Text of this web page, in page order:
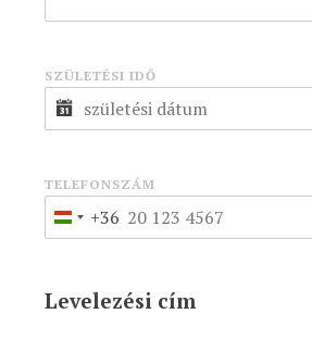
SZÜLETÉSI IDŐ
TELEFONSZÁM
Hungary
+36
Levelezési cím